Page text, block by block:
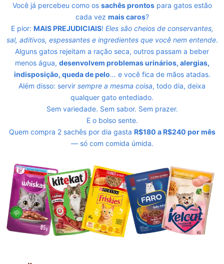
Você já percebeu como os sachês prontospara gatos estão
cada vez mais caros?
E pior: MAIS PREJUDICIAIS! Eles são cheios de conservantes,
sal, aditivos, espessantes e ingredientes que você nem entende.
Alguns gatos rejeitam a ração seca, outros passam a beber
menos água, desenvolvem problemas urinários, alergias,
indisposição, queda de pelo… e você fica de mãos atadas.
Além disso: servir sempre a mesma coisa, todo dia, deixa
qualquer gato entediado.
Sem variedade. Sem sabor. Sem prazer.
E o bolso sente.
Quem compra 2 sachês por dia gasta R$180 a R$240 por mês
— só com comida úmida.